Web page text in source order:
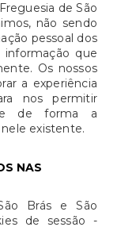
de São
não sendo
pessoal dos
informação que
Os nossos
a experiência
nos permitir
de forma a
existente.
NAS
Brás e São
de sessão -